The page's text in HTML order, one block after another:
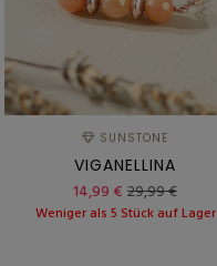
SUNSTONE
VIGANELLINA
14,99 € 29,99 €
Weniger als 5 Stück auf Lager